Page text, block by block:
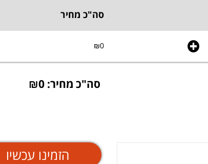
סה"כ מחיר
₪0
סה"כ מחיר: ₪ 0
הזמינו עכשיו